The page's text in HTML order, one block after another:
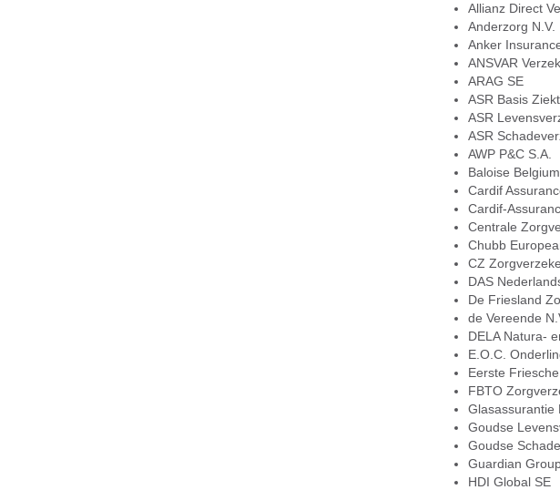
Allianz Direct
Anderzorg N.V.
Anker
ANSVAR
ARAG SE
ASR Basis
ASR
ASR
AWP P&C S.A.
Baloise Belgium
Cardif
Cardif-
Centrale
Chubb
CZ
DAS
De Friesland
de Vereende
DELA Natura-
E.O.C.
Eerste
FBTO
Glasassurantie
Goudse
Goudse
Guardian
HDI Global SE